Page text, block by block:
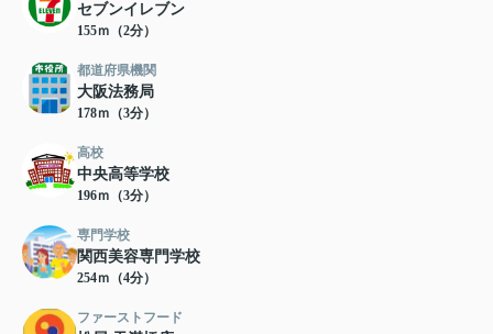
セブンイレブン
155ｍ（2分）
都道府県機関
大阪法務局
178ｍ（3分）
高校
中央高等学校
196ｍ（3分）
専門学校
関西美容専門学校
254ｍ（4分）
ファーストフード